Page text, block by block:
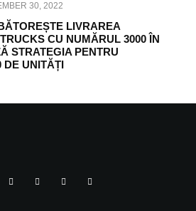
30, 2022
LIVRAREA
CU NUMĂRUL 3000 ÎN
STRATEGIA PENTRU
DE UNITĂȚI